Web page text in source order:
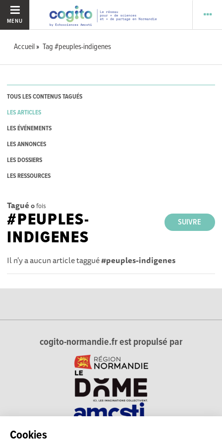
Cookies
MENU
Accueil Tag #peuples-indigenes
TOUS LES CONTENUS TAGUÉS
LES ARTICLES
LES ÉVÉNEMENTS
LES ANNONCES
LES DOSSIERS
LES RESSOURCES
Tagué 0fois
SUIVRE
#PEUPLES-
INDIGENES
Il n'y a aucun article taggué#peuples-indigenes
cogito-normandie.fr est propulsé par